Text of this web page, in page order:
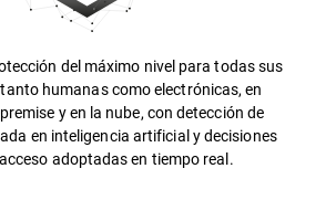
del máximo nivel para todas sus
humanas como electrónicas, en
y en la nube, con detección de
en inteligencia artificial y decisiones
adoptadas en tiempo real.